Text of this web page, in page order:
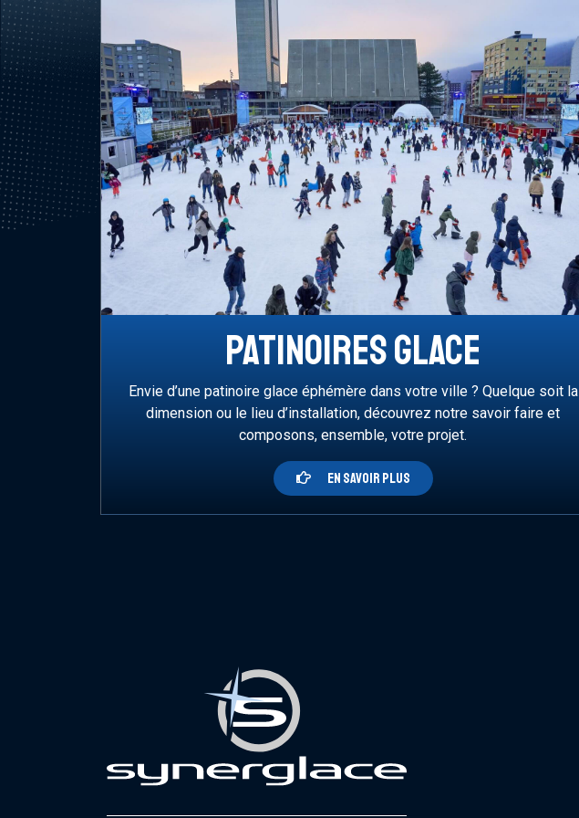
PATINOIRES GLACE
Envie d’une patinoire glace éphémère dans votre ville ? Quelque soit la
dimension ou le lieu d’installation, découvrez notre savoir faire et
composons, ensemble, votre projet.
EN SAVOIR PLUS